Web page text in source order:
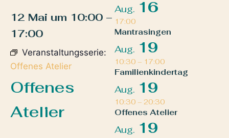
12 Mai um 10:00 –
17:00
Veranstaltungsserie:
Offenes Atelier
Offenes
Atelier
Aug. 16
17:00
Mantrasingen
Aug. 19
10:30 – 17:00
Familienkindertag
Aug. 19
10:30 – 20:30
Offenes Atelier
Aug. 19